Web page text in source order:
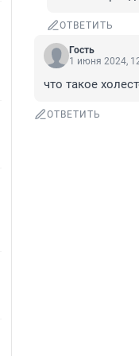
ОТВЕТИТЬ
Гость
1 июня 2024,
что такое
ОТВЕТИТЬ